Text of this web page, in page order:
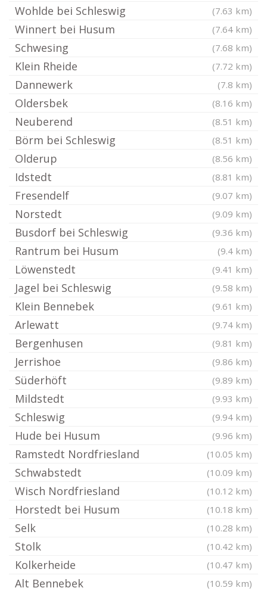
Wohlde bei Schleswig (7.63 km)
Winnert bei Husum (7.64 km)
Schwesing (7.68 km)
Klein Rheide (7.72 km)
Dannewerk (7.8 km)
Oldersbek (8.16 km)
Neuberend (8.51 km)
Börm bei Schleswig (8.51 km)
Olderup (8.56 km)
Idstedt (8.81 km)
Fresendelf (9.07 km)
Norstedt (9.09 km)
Busdorf bei Schleswig (9.36 km)
Rantrum bei Husum (9.4 km)
Löwenstedt (9.41 km)
Jagel bei Schleswig (9.58 km)
Klein Bennebek (9.61 km)
Arlewatt (9.74 km)
Bergenhusen (9.81 km)
Jerrishoe (9.86 km)
Süderhöft (9.89 km)
Mildstedt (9.93 km)
Schleswig (9.94 km)
Hude bei Husum (9.96 km)
Ramstedt Nordfriesland (10.05 km)
Schwabstedt (10.09 km)
Wisch Nordfriesland (10.12 km)
Horstedt bei Husum (10.18 km)
Selk (10.28 km)
Stolk (10.42 km)
Kolkerheide (10.47 km)
Alt Bennebek (10.59 km)